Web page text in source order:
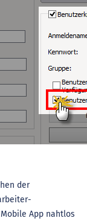
der
App nahtlos